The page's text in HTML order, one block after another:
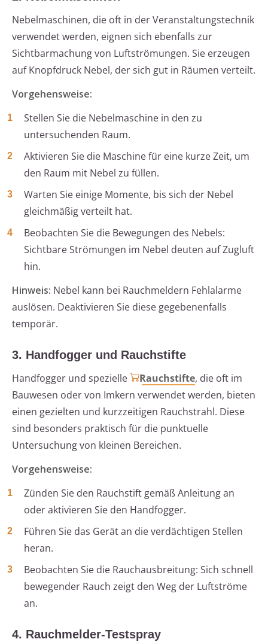
Nebelmaschinen, die oft in der Veranstaltungstechnik
verwendet werden, eignen sich ebenfalls zur
Sichtbarmachung von Luftströmungen. Sie erzeugen
auf Knopfdruck Nebel, der sich gut in Räumen verteilt.
Vorgehensweise:
Stellen Sie die Nebelmaschine in den zu
untersuchenden Raum.
Aktivieren Sie die Maschine für eine kurze Zeit, um
den Raum mit Nebel zu füllen.
Warten Sie einige Momente, bis sich der Nebel
gleichmäßig verteilt hat.
Beobachten Sie die Bewegungen des Nebels:
Sichtbare Strömungen im Nebel deuten auf Zugluft
hin.
Hinweis: Nebel kann bei Rauchmeldern Fehlalarme
auslösen. Deaktivieren Sie diese gegebenenfalls
temporär.
3. Handfogger und Rauchstifte
Handfogger und spezielle
Rauchstifte, die oft im
Bauwesen oder von Imkern verwendet werden, bieten
einen gezielten und kurzzeitigen Rauchstrahl. Diese
sind besonders praktisch für die punktuelle
Untersuchung von kleinen Bereichen.
Vorgehensweise:
Zünden Sie den Rauchstift gemäß Anleitung an
oder aktivieren Sie den Handfogger.
Führen Sie das Gerät an die verdächtigen Stellen
heran.
Beobachten Sie die Rauchausbreitung: Sich schnell
bewegender Rauch zeigt den Weg der Luftströme
an.
4. Rauchmelder-Testspray